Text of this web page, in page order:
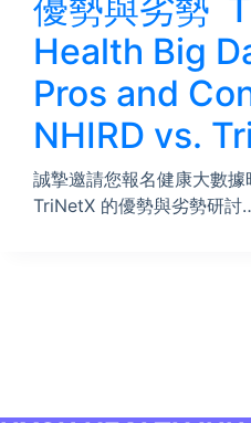
優勢與劣勢
Health Big
Pros and
NHIRD vs.
誠摯邀請您報名健康大數
TriNetX 的優勢與劣勢研討